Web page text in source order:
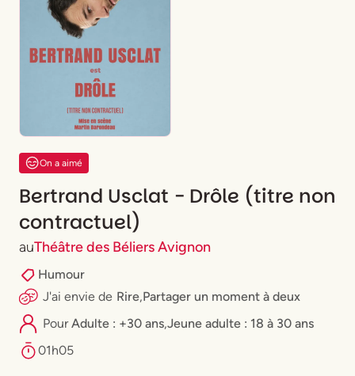
On a aimé
Bertrand Usclat - Drôle (titre non
contractuel)
auThéâtre des Béliers Avignon
Humour
J'ai envie de Rire,Partager un moment à deux
PourAdulte : +30 ans,⁠Jeune adulte : 18 à 30 ans
01h05